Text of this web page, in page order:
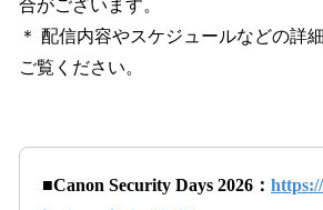
合がございます。
＊ 配信内容やスケジュールなどの詳
ご覧ください。
■Canon Security Days 2026：